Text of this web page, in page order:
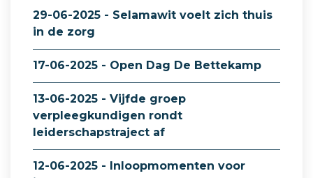
29-06-2025 - Selamawit voelt zich thuis
in de zorg
17-06-2025 - Open Dag De Bettekamp
13-06-2025 - Vijfde groep
verpleegkundigen rondt
leiderschapstraject af
12-06-2025 - Inloopmomenten voor